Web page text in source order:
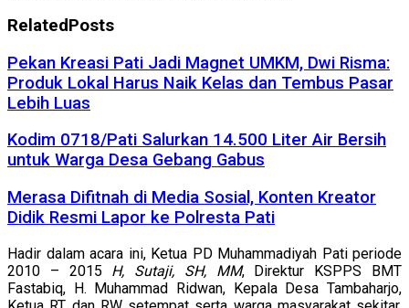
RelatedPosts
Pekan Kreasi Pati Jadi Magnet UMKM, Dwi Risma:
Produk Lokal Harus Naik Kelas dan Tembus Pasar
Lebih Luas
Kodim 0718/Pati Salurkan 14.500 Liter Air Bersih
untuk Warga Desa Gebang Gabus
Merasa Difitnah di Media Sosial, Konten Kreator
Didik Resmi Lapor ke Polresta Pati
Hadir dalam acara ini, Ketua PD Muhammadiyah Pati periode
2010 – 2015 H, Sutaji, SH, MM, Direktur KSPPS BMT
Fastabiq, H. Muhammad Ridwan, Kepala Desa Tambaharjo,